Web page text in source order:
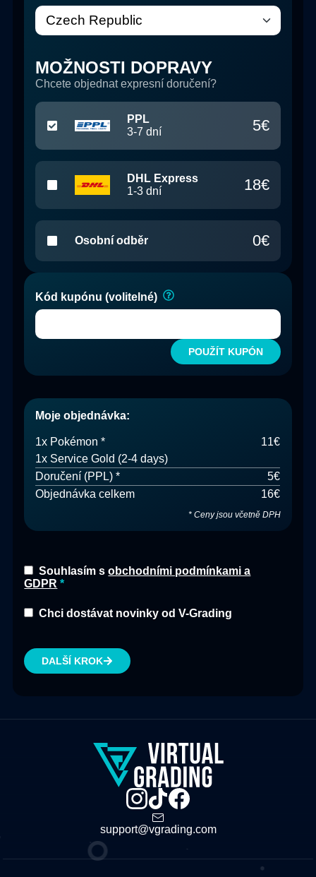
MOŽNOSTI DOPRAVY
Chcete objednat expresní doručení?
PPL
3-7 dní 5€
DHL Express
1-3 dní 18€
Osobní odběr 0€
Kód kupónu (volitelné)
POUŽÍT KUPÓN
Moje objednávka:
1x Pokémon *
11€
1x Service Gold (2-4 days)
Doručení (PPL) *
5€
Objednávka celkem
16€
* Ceny jsou včetně DPH
Souhlasím sobchodními podmínkami a
GDPR
Chci dostávat novinky od V-Grading
DALŠÍ KROK
support@vgrading.com